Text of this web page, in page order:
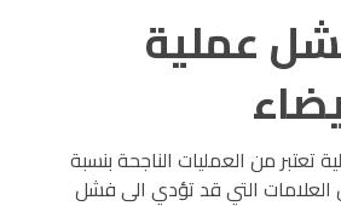
عملية
تعتبر من العمليات الناجحة بنسبة
التي قد تؤدي الى فشل